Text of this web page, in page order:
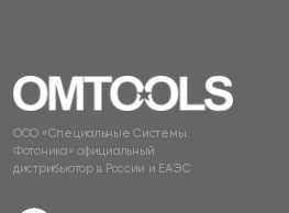
ООО «Специальные Системы.
Фотоника» официальный
дистрибьютор в России и ЕАЭС